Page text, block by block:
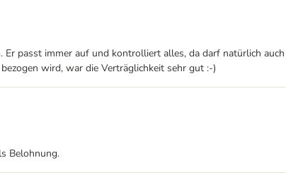
passt immer auf und kontrolliert alles, da darf natürlich
wird, war die Verträglichkeit sehr gut :-)
Belohnung.